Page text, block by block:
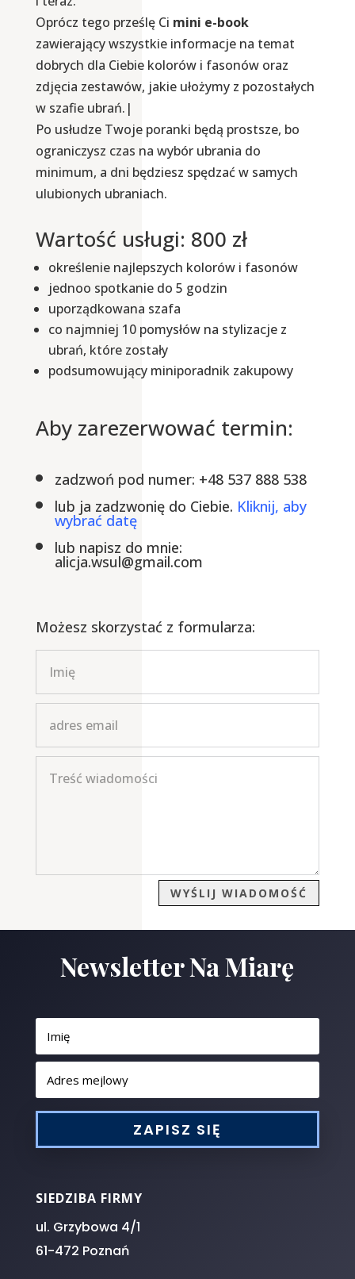
Oprócz tego prześlę Ci mini e-book
zawierający wszystkie informacje na temat
dobrych dla Ciebie kolorów i fasonów oraz
zdjęcia zestawów, jakie ułożymy z pozostałych
w szafie ubrań.|
Po usłudze Twoje poranki będą prostsze, bo
ograniczysz czas na wybór ubrania do
minimum, a dni będziesz spędzać w samych
ulubionych ubraniach.
Wartość usługi: 800 zł
określenie najlepszych kolorów i fasonów
jednoo spotkanie do 5 godzin
uporządkowana szafa
co najmniej 10 pomysłów na stylizacje z
ubrań, które zostały
podsumowujący miniporadnik zakupowy
Aby zarezerwować termin:
zadzwoń pod numer: +48 537 888 538
lub ja zadzwonię do Ciebie. Kliknij, aby
wybrać datę
lub napisz do mnie:
alicja.wsul@gmail.com
Możesz skorzystać z formularza:
WYŚLIJ WIADOMOŚĆ
Newsletter Na Miarę
ZAPISZ SIĘ
SIEDZIBA FIRMY
ul. Grzybowa 4/1
61-472 Poznań